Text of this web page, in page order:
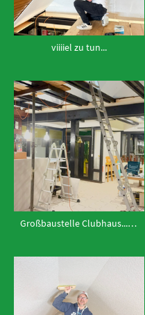
viiiiel zu tun...
Großbaustelle Clubhaus...😱